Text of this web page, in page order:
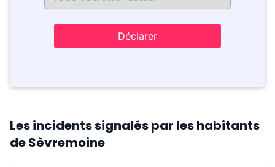
Déclarer
Les incidents signalés par les habitants
de Sèvremoine